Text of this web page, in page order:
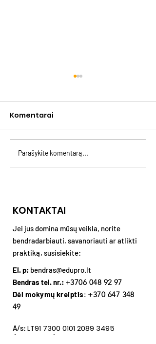
GENLINK: naujas kartų
projektas
Komentarai
Parašykite komentarą...
KONTAKTAI
Jei jus domina mūsų veikla, norite
bendradarbiauti, savanoriauti ar atlikti
praktiką, susisiekite:
El. p: bendras@edupro.lt
Bendras tel. nr.: +3706 048 92 97
Dėl mokymų kreiptis: +370 647 348
49
A/s: LT91 7300 0101 2089 3495
(Swedbank)